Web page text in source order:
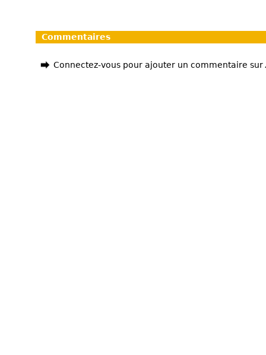
Commentaires
Connectez-vous pour ajouter un commentaire sur